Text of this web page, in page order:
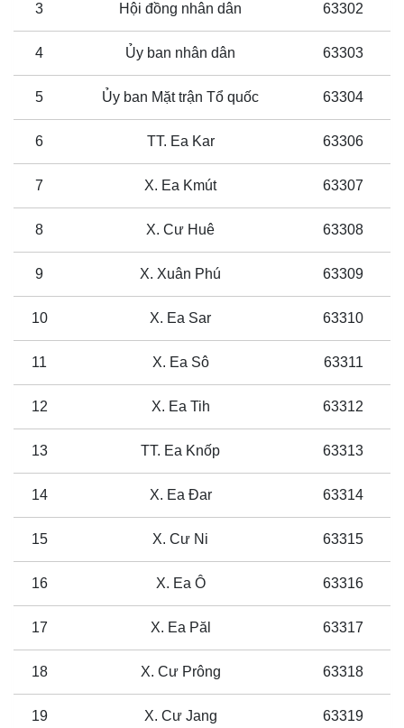
3 Hội đồng nhân dân 63302
4 Ủy ban nhân dân 63303
5 Ủy ban Mặt trận Tổ quốc 63304
6 TT. Ea Kar 63306
7 X. Ea Kmút 63307
8 X. Cư Huê 63308
9 X. Xuân Phú 63309
10 X. Ea Sar 63310
11 X. Ea Sô 63311
12 X. Ea Tih 63312
13 TT. Ea Knốp 63313
14 X. Ea Đar 63314
15 X. Cư Ni 63315
16 X. Ea Ô 63316
17 X. Ea Păl 63317
18 X. Cư Prông 63318
19 X. Cư Jang 63319